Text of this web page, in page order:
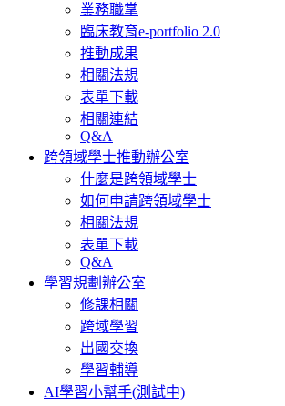
業務職掌
臨床教育e-portfolio 2.0
推動成果
相關法規
表單下載
相關連結
Q&A
跨領域學士推動辦公室
什麼是跨領域學士
如何申請跨領域學士
相關法規
表單下載
Q&A
學習規劃辦公室
修課相關
跨域學習
出國交換
學習輔導
AI學習小幫手(測試中)